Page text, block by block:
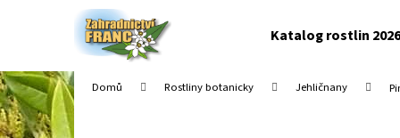
Katalog rostlin
Domů Rostliny botanicky Jehličnany
P
í
k
Zpět
do
obchodu
Zpět
do
obchodu